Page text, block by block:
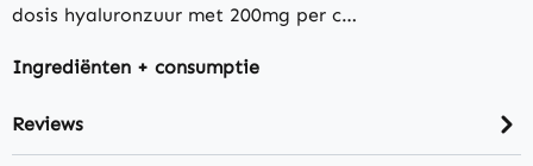
dosis hyaluronzuur met 200mg per c…
Ingrediënten + consumptie
Reviews